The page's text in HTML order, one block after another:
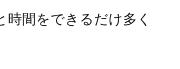
間をできるだけ多く